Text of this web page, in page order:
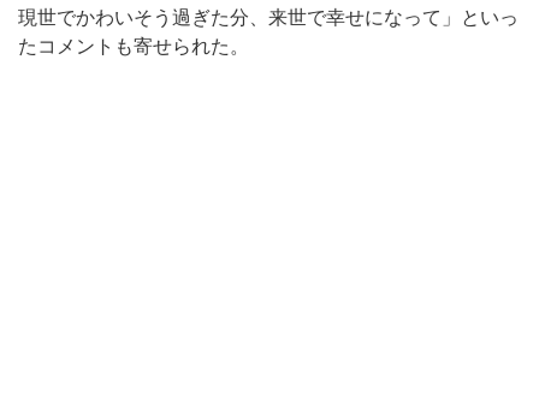
現世でかわいそう過ぎた分、来世で幸せになって」といっ
たコメントも寄せられた。